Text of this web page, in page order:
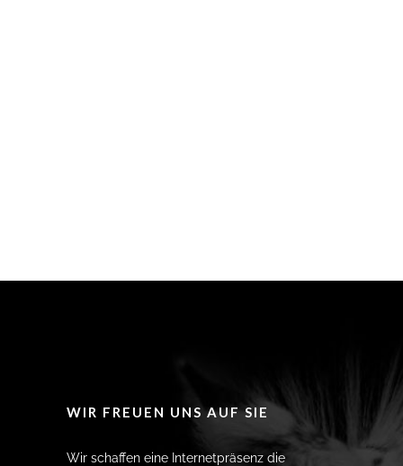
WIR FREUEN UNS AUF SIE
Wir schaffen eine Internetpräsenz die